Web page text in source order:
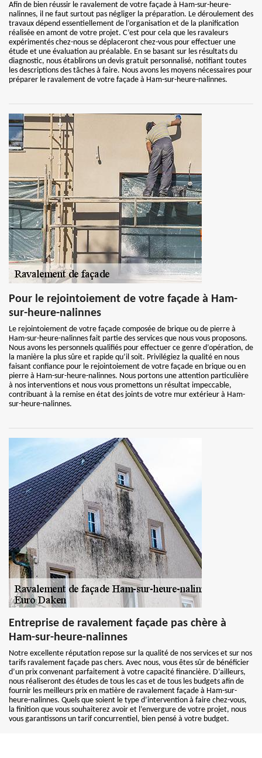
Afin de bien réussir le ravalement de votre façade à Ham-sur-heure-
nalinnes, il ne faut surtout pas négliger la préparation. Le déroulement des
travaux dépend essentiellement de l’organisation et de la planification
réalisée en amont de votre projet. C’est pour cela que les ravaleurs
expérimentés chez-nous se déplaceront chez-vous pour effectuer une
étude et une évaluation au préalable. En se basant sur les résultats du
diagnostic, nous établirons un devis gratuit personnalisé, notifiant toutes
les descriptions des tâches à faire. Nous avons les moyens nécessaires pour
préparer le ravalement de votre façade à Ham-sur-heure-nalinnes.
Pour le rejointoiement de votre façade à Ham-
sur-heure-nalinnes
Le rejointoiement de votre façade composée de brique ou de pierre à
Ham-sur-heure-nalinnes fait partie des services que nous vous proposons.
Nous avons les personnels qualifiés pour effectuer ce genre d’opération, de
la manière la plus sûre et rapide qu’il soit. Privilégiez la qualité en nous
faisant confiance pour le rejointoiement de votre façade en brique ou en
pierre à Ham-sur-heure-nalinnes. Nous portons une attention particulière
à nos interventions et nous vous promettons un résultat impeccable,
contribuant à la remise en état des joints de votre mur extérieur à Ham-
sur-heure-nalinnes.
Entreprise de ravalement façade pas chère à
Ham-sur-heure-nalinnes
Notre excellente réputation repose sur la qualité de nos services et sur nos
tarifs ravalement façade pas chers. Avec nous, vous êtes sûr de bénéficier
d’un prix convenant parfaitement à votre capacité financière. D’ailleurs,
nous réaliseront des études de tous les cas et de tous les budgets afin de
fournir les meilleurs prix en matière de ravalement façade à Ham-sur-
heure-nalinnes. Quels que soient le type d’intervention à faire chez-vous,
la finition que vous souhaiterez avoir et l’envergure de votre projet, nous
vous garantissons un tarif concurrentiel, bien pensé à votre budget.